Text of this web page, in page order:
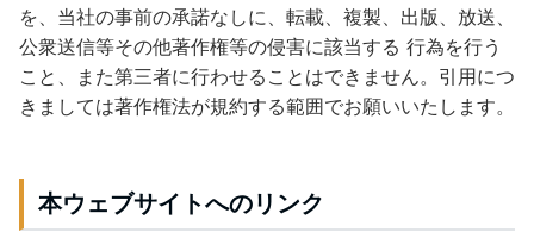
を、当社の事前の承諾なしに、転載、複製、出版、放送、
公衆送信等その他著作権等の侵害に該当する 行為を行う
こと、また第三者に行わせることはできません。引用につ
きましては著作権法が規約する範囲でお願いいたします。
本ウェブサイトへのリンク